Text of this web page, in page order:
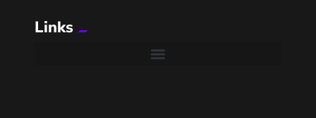
Колумни
Links